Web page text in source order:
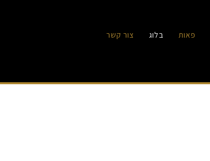
פאות בלוג צור קשר